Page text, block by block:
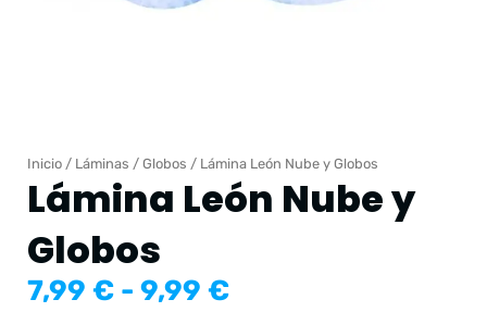
Inicio / Láminas / Globos / Lámina León Nube y Globos
Lámina León Nube y
Globos
7,99 € - 9,99 €Rango